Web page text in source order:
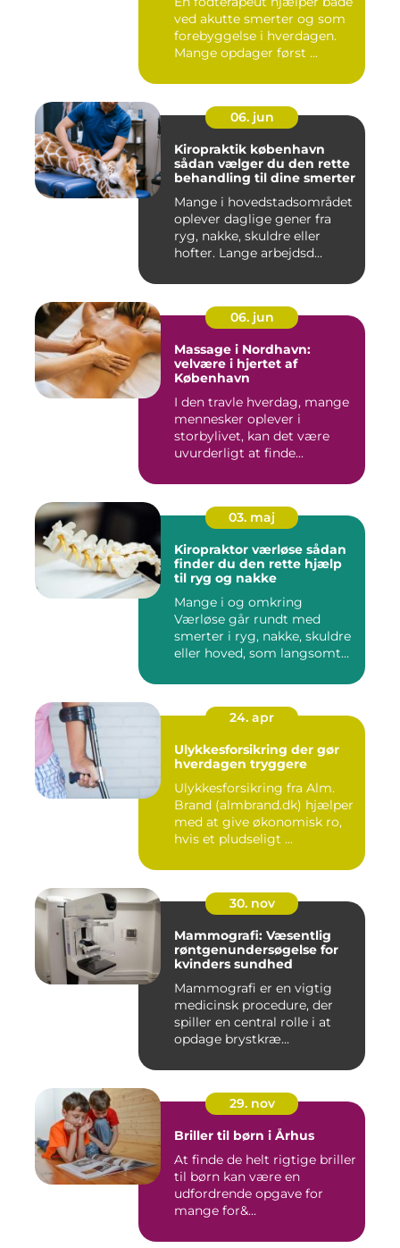
ved akutte smerter og som
forebyggelse i hverdagen.
Mange opdager først ...
06. jun
Kiropraktik københavn
sådan vælger du den rette
behandling til dine smerter
Mange i hovedstadsområdet
oplever daglige gener fra
ryg, nakke, skuldre eller
hofter. Lange arbejdsd...
06. jun
Massage i Nordhavn:
velvære i hjertet af
København
I den travle hverdag, mange
mennesker oplever i
storbylivet, kan det være
uvurderligt at finde...
03. maj
Kiropraktor værløse sådan
finder du den rette hjælp
til ryg og nakke
Mange i og omkring
Værløse går rundt med
smerter i ryg, nakke, skuldre
eller hoved, som langsomt
24. apr
Ulykkesforsikring der gør
hverdagen tryggere
Ulykkesforsikring fra Alm.
Brand (almbrand.dk) hjælper
med at give økonomisk ro,
hvis et pludseligt ...
30. nov
Mammografi: Væsentlig
røntgenundersøgelse for
kvinders sundhed
Mammografi er en vigtig
medicinsk procedure, der
spiller en central rolle i at
opdage brystkræ...
29. nov
Briller til børn i Århus
At finde de helt rigtige briller
til børn kan være en
udfordrende opgave for
mange for&...